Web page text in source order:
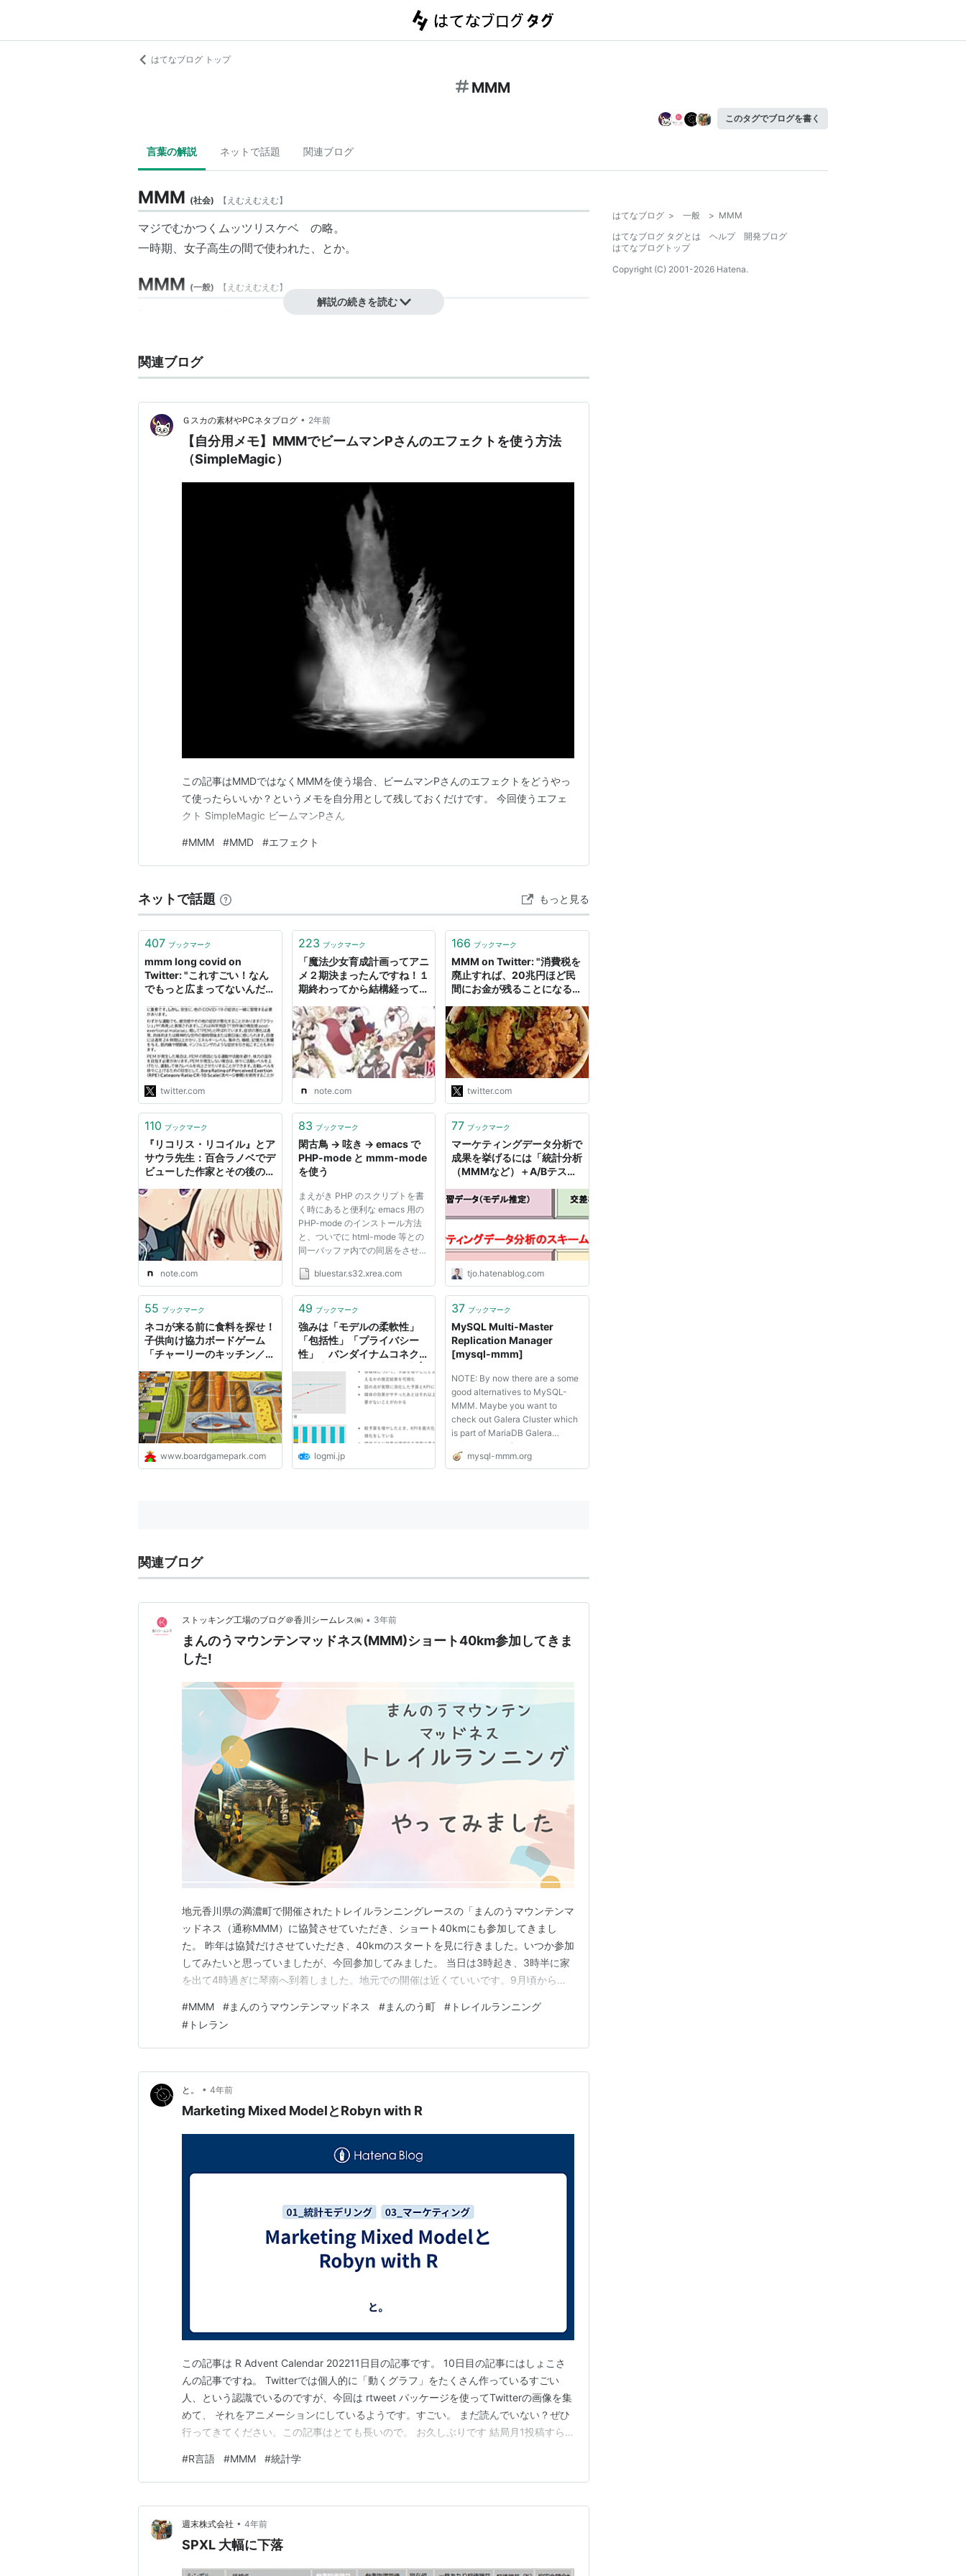
はてなブログ トップ
MMM
このタグでブログを書く
言葉の解説 ネットで話題 関連ブログ
MMM (社会) 【 えむえむえむ】
マジでむかつくムッツリスケベ の略。
一時期、女子高生の間で使われた、とか。
MMM (一般) 【 えむえむえむ】
三つのアルファベットは前から順に 「身体的な性・精神的な性・性愛の対象」を意味
する。
例えば、[MMF]は異性愛者の男性（男性の身体で、男性の心で、女性を愛する）、
[FFM]は異性愛者の女性（女性の身体で、女性の心で、男性を愛する）を指す。
解説の続きを読む
関連ブログ
Ｇスカの素材やPCネタブログ • 2年前
【自分用メモ】MMMでビームマンPさんのエフェクトを使う方法
（SimpleMagic）
この記事はMMDではなくMMMを使う場合、ビームマンPさんのエフェクトをどうやっ
て使ったらいいか？というメモを自分用として残しておくだけです。 今回使うエフェ
クト SimpleMagic ビームマンPさん
#MMM #MMD #エフェクト
ネットで話題 もっと見る
407 ブックマーク
mmm long covid on
Twitter: "これすごい！なん
でもっと広まってないんだ？
しかった…！今感染してる人
みんな読んで欲しい😭
https://t.co/7ZKXs7RbHw
https://t.co/Pvw1MXc7nd"
twitter.com
223 ブックマーク
「魔法少女育成計画ってアニ
メ２期決まったんですね！１
期終わってから結構経ってま
す？」への回答｜電光MMM
note.com
166 ブックマーク
MMM on Twitter: "消費税を
廃止すれば、20兆円ほど民
間にお金が残ることになる。
から受けてるわけだ。 消費
税廃止、政府支出の拡大。
この両方をやらないと、日本
はどんどん衰退しますよ。"
twitter.com
110 ブックマーク
『リコリス・リコイル』とア
サウラ先生：百合ラノベでデ
ビューした作家とその後のお
ュ文庫編｜電光MMM
note.com
83 ブックマーク
閑古鳥 -> 呟き -> emacs で
PHP-mode と mmm-mode
を使う
まえがき PHP のスクリプトを書
く時にあると便利な emacs 用の
PHP-mode のインストール方法
と、ついでに html-mode 等との
同一バッファ内での同居をさせる
ル方法。覚え書き。 emacs や
無益な情報。そうでない人にも簡
役にも...
bluestar.s32.xrea.com
77 ブックマーク
マーケティングデータ分析で
成果を挙げるには「統計分析
（MMMなど）＋A/Bテス
用 - 渋谷駅前で働くデータサ
tjo.hatenablog.com
55 ブックマーク
ネコが来る前に食料を探せ！
子供向け協力ボードゲーム
「チャーリーのキッチン／マ
ードゲームで楽しく学ぶ。
www.boardgamepark.com
49 ブックマーク
強みは「モデルの柔軟性」
「包括性」「プライバシー
性」 バンダイナムコネクサ
ログミーBusiness
logmi.jp
37 ブックマーク
MySQL Multi-Master
Replication Manager
[mysql-mmm]
NOTE: By now there are a some
good alternatives to MySQL-
MMM. Maybe you want to
check out Galera Cluster which
is part of MariaDB Galera
Cluster. MMM (Multi-Master
Replication Manager for
mysql-mmm.org
関連ブログ
ストッキング工場のブログ＠香川シームレス㈱ • 3年前
まんのうマウンテンマッドネス(MMM)ショート40km参加してきま
した!
地元香川県の満濃町で開催されたトレイルランニングレースの「まんのうマウンテンマ
ッドネス（通称MMM）に協賛させていただき、ショート40kmにも参加してきまし
た。 昨年は協賛だけさせていただき、40kmのスタートを見に行きました。いつか参加
してみたいと思っていましたが、今回参加してみました。 当日は3時起き、3時半に家
を出て4時過ぎに琴南へ到着しました。地元での開催は近くていいです。9月頃からず
ンディションだったと思います。 開会式で注意事項を聞いて車に戻って準備をしま
す。 ゼッケン付けたり足にテーピング巻いたりトレラ…
#MMM #まんのうマウンテンマッドネス #まんのう町 # トレイルランニング
# トレラン
と。 • 4年前
Marketing Mixed ModelとRobyn with R
この記事は R Advent Calendar 202211日目の記事です。 10日目の記事にはしょこさ
んの記事ですね。 Twitterでは個人的に「動くグラフ」をたくさん作っているすごい
人、という認識でいるのですが、今回は rtweet パッケージを使ってTwitterの画像を集
めて、 それをアニメーションにしているようです。すごい。 まだ読んでいない？ぜひ
行ってきてください。この記事はとても長いので。 お久しぶりです 結局月1投稿すら
ですが、以下のご報告をします。 結婚しました PC買いました 統計検定はダメでし…
#R言語 #MMM #統計学
週末株式会社 • 4年前
SPXL 大幅に下落
はてなブログ > 一般 > MMM
はてなブログ タグとは
ヘルプ
開発ブログ
はてなブログトップ
Copyright (C) 2001-2026 Hatena.